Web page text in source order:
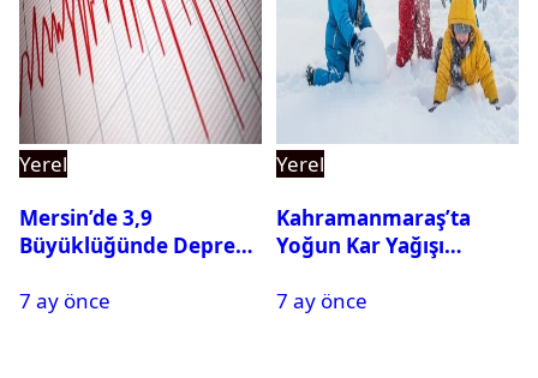
Yerel
Mersin’de 3,9
Büyüklüğünde Deprem
7 ay önce
Yerel
Kahramanmaraş’ta
Yoğun Kar Yağışı
Tatil
7 ay önce